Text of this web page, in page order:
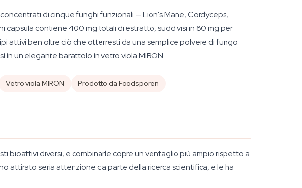
di cinque funghi funzionali — Lion's Mane, Cordyceps,
capsula contiene 400 mg totali di estratto, suddivisi in 80 mg per
attivi ben oltre ciò che otterresti da una semplice polvere di fungo
in un elegante barattolo in vetro viola MIRON.
Vetro viola MIRON Prodotto da Foodsporen
bioattivi diversi, e combinarle copre un ventaglio più ampio rispetto a
attirato seria attenzione da parte della ricerca scientifica, e le ha